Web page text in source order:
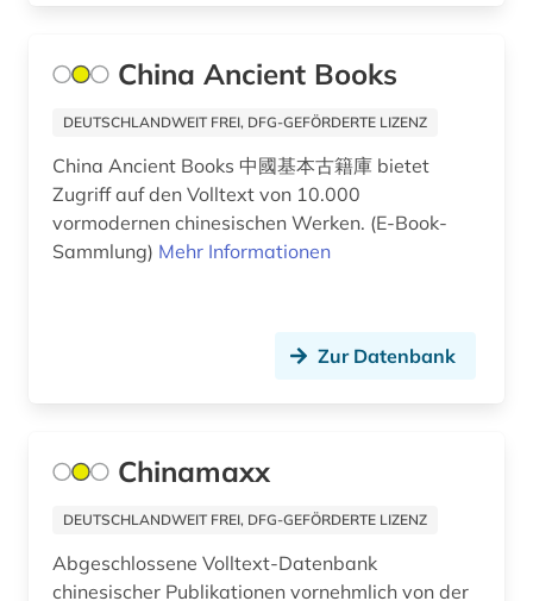
China Ancient Books
DEUTSCHLANDWEIT FREI, DFG-GEFÖRDERTE LIZENZ
China Ancient Books 中國基本古籍庫 bietet
Zugriff auf den Volltext von 10.000
vormodernen chinesischen Werken. (E-Book-
Sammlung) Mehr Informationen
Zur Datenbank
Chinamaxx
DEUTSCHLANDWEIT FREI, DFG-GEFÖRDERTE LIZENZ
Abgeschlossene Volltext-Datenbank
chinesischer Publikationen vornehmlich von der